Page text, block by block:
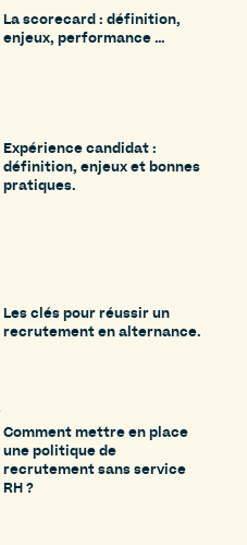
La scorecard : définition,
enjeux, performance …
Expérience candidat :
définition, enjeux et bonnes
pratiques.
Les clés pour réussir un
recrutement en alternance.
Comment mettre en place
une politique de
recrutement sans service
RH ?